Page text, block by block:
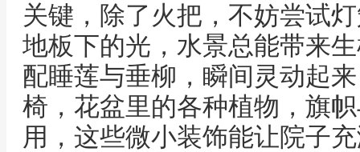
关键，除了火把，不妨尝试
地板下的光，水景总能带来
配睡莲与垂柳，瞬间灵动起
椅，花盆里的各种植物，旗
用，这些微小装饰能让院子